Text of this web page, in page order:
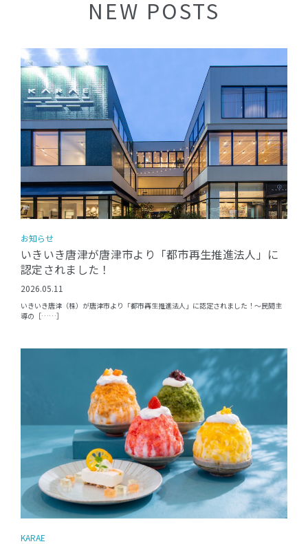
NEW POSTS
お知らせ
いきいき唐津が唐津市より「都市再生推進法人」に
認定されました！
2026.05.11
いきいき唐津（株）が唐津市より「都市再生推進法人」に認定されました！〜民間主
導の［……］
KARAE